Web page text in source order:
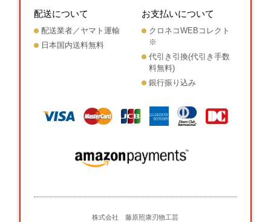
配送について
配送業者／ヤマト運輸
日本国内送料無料
お支払いについて
クロネコWEBコレクト
※
代引き引換(代引き手数
料無料)
銀行振り込み
株式会社 藤原照康刃物工芸